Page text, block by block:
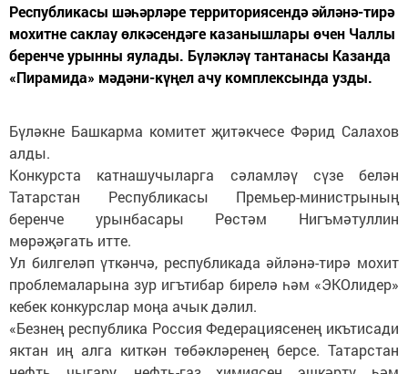
Республикасы шәһәрләре территориясендә әйләнә-тирә
мохитне саклау өлкәсендәге казанышлары өчен Чаллы
беренче урынны яулады. Бүләкләү тантанасы Казанда
«Пирамида» мәдәни-күңел ачу комплексында узды.
Бүләкне Башкарма комитет җитәкчесе Фәрид Салахов
алды.
Конкурста катнашучыларга сәламләү сүзе белән
Татарстан Республикасы Премьер-министрының
беренче урынбасары Рөстәм Нигъмәтуллин
мөрәҗәгать итте.
Ул билгеләп үткәнчә, республикада әйләнә-тирә мохит
проблемаларына зур игътибар бирелә һәм «ЭКОлидер»
кебек конкурслар моңа ачык дәлил.
«Безнең республика Россия Федерациясенең икътисади
яктан иң алга киткән төбәкләренең берсе. Татарстан